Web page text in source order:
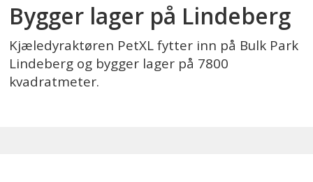
Bygger lager på Lindeberg
Kjæledyraktøren PetXL fytter inn på Bulk Park
Lindeberg og bygger lager på 7800
kvadratmeter.